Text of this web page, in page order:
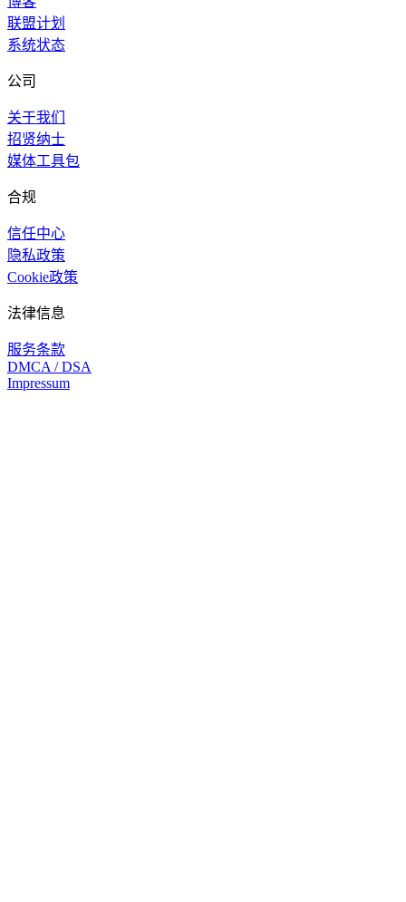
联盟计划
系统状态
公司
关于我们
招贤纳士
媒体工具包
合规
信任中心
隐私政策
Cookie政策
法律信息
服务条款
DMCA / DSA
Impressum